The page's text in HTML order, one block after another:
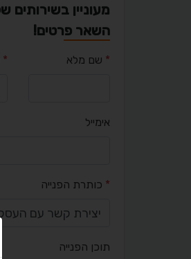
מעוניין בשירותים
השאר פרטים!
* שם מלא *
אימייל
* כותרת הפנייה
תוכן הפנייה